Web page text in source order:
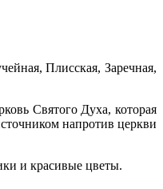
Плисская, Заречная,
Святого Духа, которая
напротив церкви
и красивые цветы.